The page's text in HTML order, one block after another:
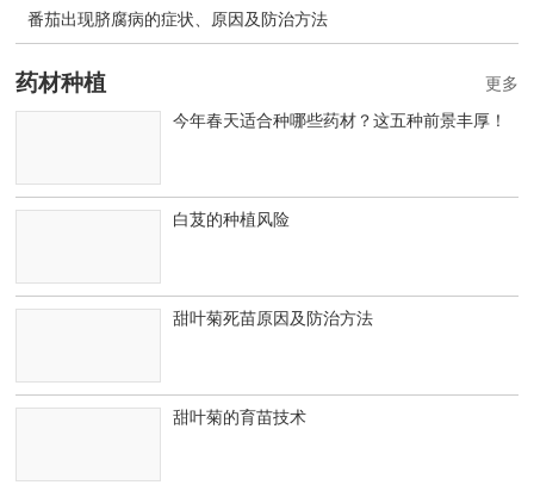
番茄出现脐腐病的症状、原因及防治方法
药材种植
今年春天适合种哪些药材？这五种前景丰厚！
白芨的种植风险
甜叶菊死苗原因及防治方法
甜叶菊的育苗技术
更多